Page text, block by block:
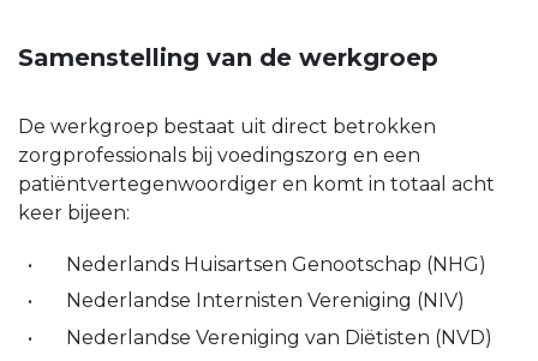
Samenstelling van de werkgroep
De werkgroep bestaat uit direct betrokken
zorgprofessionals bij voedingszorg en een
patiëntvertegenwoordiger en komt in totaal acht
keer bijeen:
Nederlands Huisartsen Genootschap (NHG)
Nederlandse Internisten Vereniging (NIV)
Nederlandse Vereniging van Diëtisten (NVD)